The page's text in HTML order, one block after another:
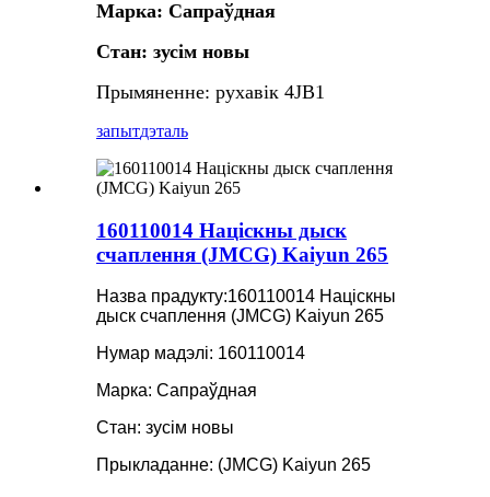
Марка: Сапраўдная
Стан: зусім новы
Прымяненне: рухавік 4JB1
запытдэталь
160110014 Націскны дыск
счаплення (JMCG) Kaiyun 265
Назва прадукту:160110014 Націскны
дыск счаплення (JMCG) Kaiyun 265
Нумар мадэлі: 160110014
Марка: Сапраўдная
Стан: зусім новы
Прыкладанне: (JMCG) Kaiyun 265